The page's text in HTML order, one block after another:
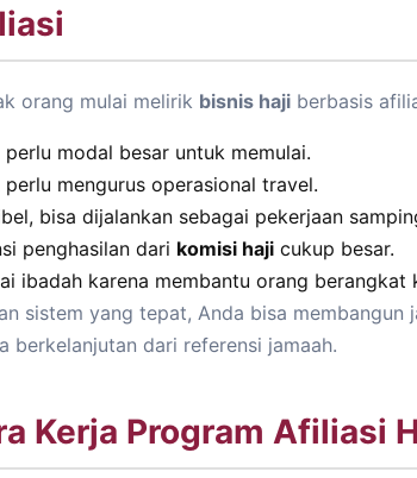
orang mulai melirik bisnis haji berbasis
perlu modal besar untuk memulai.
perlu mengurus operasional travel.
bisa dijalankan sebagai pekerjaan
penghasilan dari komisi haji cukup besar.
ibadah karena membantu orang berangkat
sistem yang tepat, Anda bisa membangun
berkelanjutan dari referensi jamaah.
Kerja Program Afiliasi